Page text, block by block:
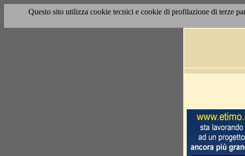
Questo sito utilizza cookie tecnici e cookie di profilazione di terze